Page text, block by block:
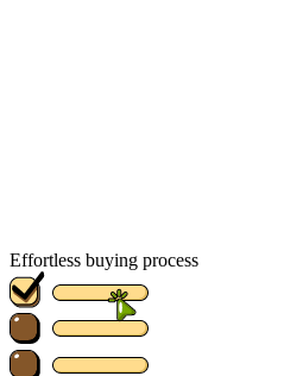
Effortless buying process